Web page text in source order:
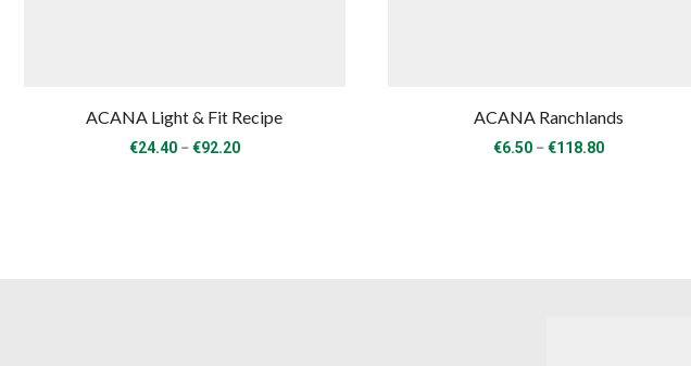
ACANA Light & Fit Recipe
€24.40 –€92.20Price
ACANA Ranchlands
€6.50 – €118.80Price